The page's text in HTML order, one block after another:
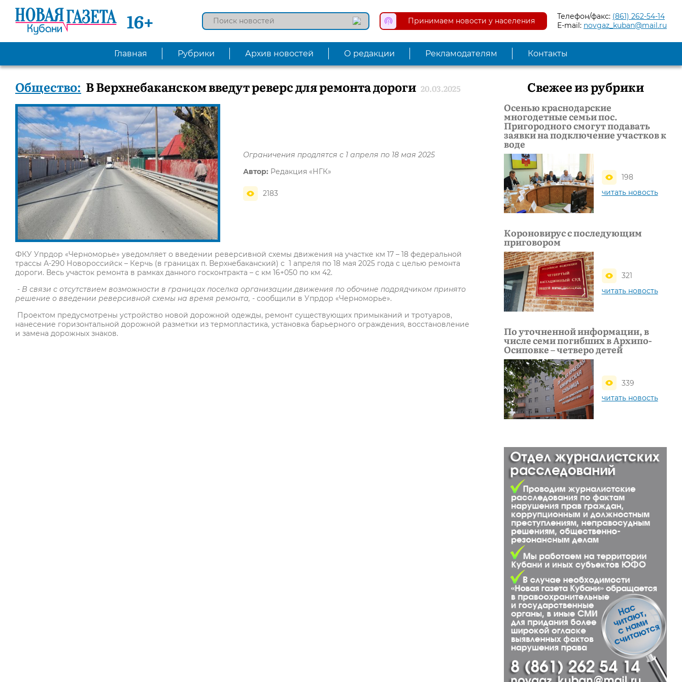
16+ Принимаем новости у населения Телефон/факс: (861) 262-54-14
E-mail: novgaz_kuban@mail.ru
Главная Рубрики Архив новостей О редакции Рекламодателям Контакты
Общество: В Верхнебаканском введут реверс для ремонта дороги 20.03.2025
Ограничения продлятся с 1 апреля по 18 мая 2025
Автор: Редакция «НГК»
2183
ФКУ Упрдор «Черноморье» уведомляет о введении реверсивной схемы движения на участке км 17 – 18 федеральной
трассы А-290 Новороссийск – Керчь (в границах п. Верхнебаканский) с 1 апреля по 18 мая 2025 года с целью ремонта
дороги. Весь участок ремонта в рамках данного госконтракта – с км 16+050 по км 42.
- В связи с отсутствием возможности в границах поселка организации движения по обочине подрядчиком принято
решение о введении реверсивной схемы на время ремонта, - сообщили в Упрдор «Черноморье».
Проектом предусмотрены устройство новой дорожной одежды, ремонт существующих примыканий и тротуаров,
нанесение горизонтальной дорожной разметки из термопластика, установка барьерного ограждения, восстановление
и замена дорожных знаков.
Свежее из рубрики
Осенью краснодарские
многодетные семьи пос.
Пригородного смогут подавать
заявки на подключение участков к
воде
198
читать новость
Короновирус с последующим
приговором
321
читать новость
По уточненной информации, в
числе семи погибших в Архипо-
Осиповке – четверо детей
339
читать новость